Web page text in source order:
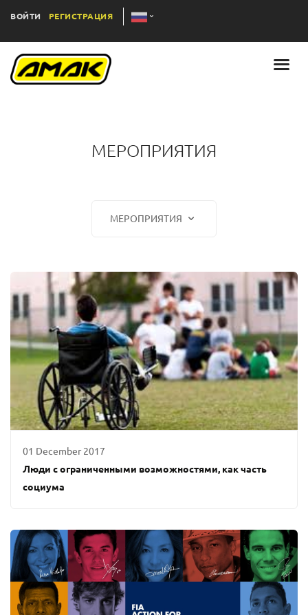
ВОЙТИ РЕГИСТРАЦИЯ
МЕРОПРИЯТИЯ
МЕРОПРИЯТИЯ
01 December 2017
Люди с ограниченными возможностями, как часть
социума